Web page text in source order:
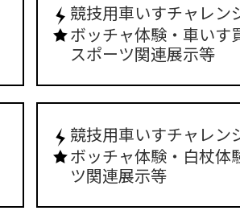
競技用車いすチャレン
ボッチャ体験・車いす
スポーツ関連展示等
競技用車いすチャレン
ボッチャ体験・白杖体
ツ関連展示等